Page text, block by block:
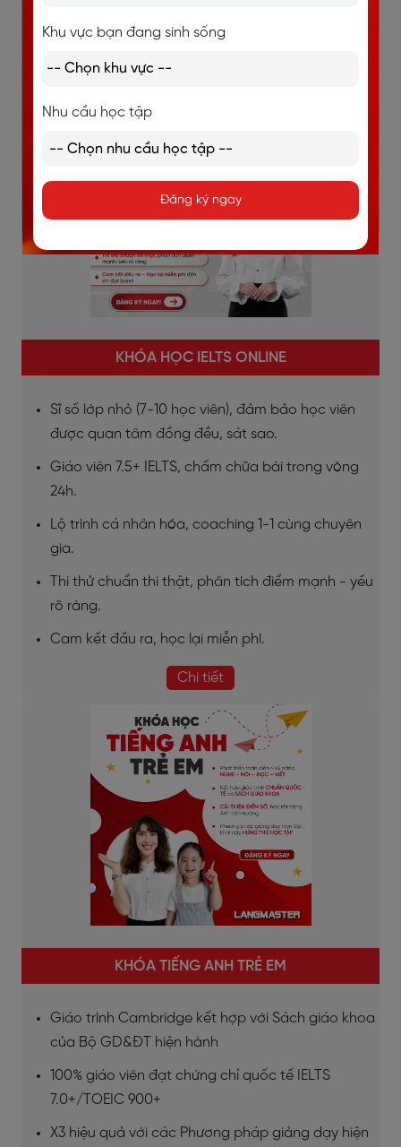
Học mọi lúc mọi nơi, thời gian linh hoạt.
KHÓA HỌC IELTS ONLINE
Sĩ số lớp nhỏ (7-10 học viên), đảm bảo học viên
được quan tâm đồng đều, sát sao.
Giáo viên 7.5+ IELTS, chấm chữa bài trong vòng
24h.
Lộ trình cá nhân hóa, coaching 1-1 cùng chuyên
gia.
Thi thử chuẩn thi thật, phân tích điểm mạnh - yếu
rõ ràng.
Cam kết đầu ra, học lại miễn phí.
Chi tiết
KHÓA TIẾNG ANH TRẺ EM
Giáo trình Cambridge kết hợp với Sách giáo khoa
của Bộ GD&ĐT hiện hành
100% giáo viên đạt chứng chỉ quốc tế IELTS
7.0+/TOEIC 900+
X3 hiệu quả với các Phương pháp giảng dạy hiện
Khu vực bạn đang sinh sống
Nhu cầu học tập
Đăng ký ngay